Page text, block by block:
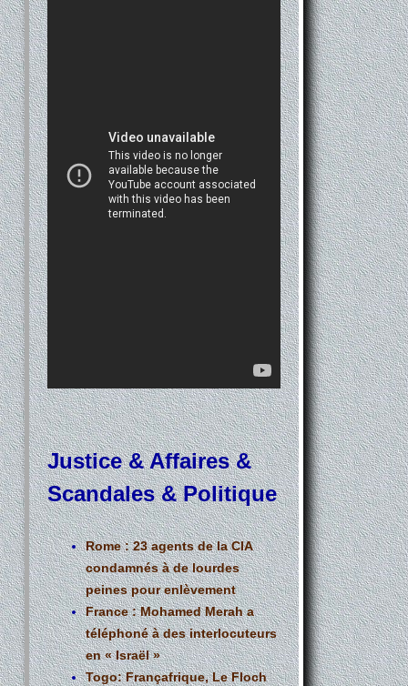
Justice & Affaires &
Scandales & Politique
Rome : 23 agents de la CIA
condamnés à de lourdes
peines pour enlèvement
France : Mohamed Merah a
téléphoné à des interlocuteurs
en « Israël »
Togo: Françafrique, Le Floch